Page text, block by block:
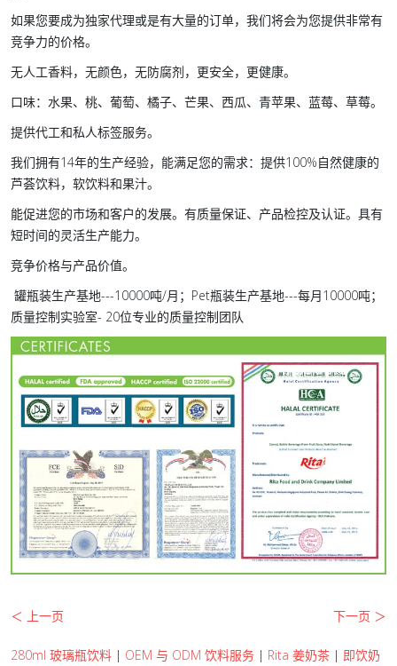
如果您要成为独家代理或是有大量的订单，我们将会为您提供非常有
竞争力的价格。
无人工香料，无颜色，无防腐剂，更安全，更健康。
口味：水果、桃、葡萄、橘子、芒果、西瓜、青苹果、蓝莓、草莓。
提供代工和私人标签服务。
我们拥有14年的生产经验，能满足您的需求：提供100%自然健康的
芦荟饮料，软饮料和果汁。
能促进您的市场和客户的发展。有质量保证、产品检控及认证。具有
短时间的灵活生产能力。
竞争价格与产品价值。
罐瓶装生产基地---10000吨/月；Pet瓶装生产基地---每月10000吨；
质量控制实验室- 20位专业的质量控制团队
＜ 上一页 下一页 ＞
280ml 玻璃瓶饮料 | OEM 与 ODM 饮料服务 | Rita 姜奶茶 | 即饮奶